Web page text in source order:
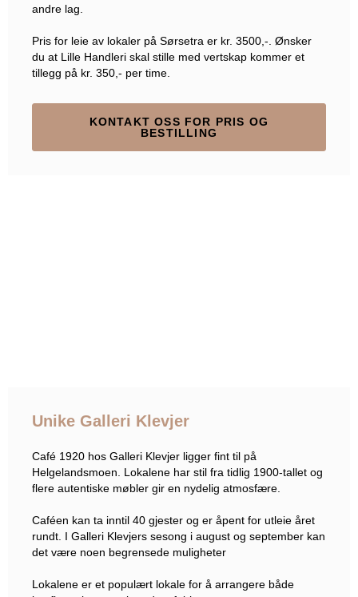
andre lag.
Pris for leie av lokaler på Sørsetra er kr. 3500,-. Ønsker
du at Lille Handleri skal stille med vertskap kommer et
tillegg på kr. 350,- per time.
KONTAKT OSS FOR PRIS OG
BESTILLING
Unike Galleri Klevjer
Café 1920 hos Galleri Klevjer ligger fint til på
Helgelandsmoen. Lokalene har stil fra tidlig 1900-tallet og
flere autentiske møbler gir en nydelig atmosfære.
Caféen kan ta inntil 40 gjester og er åpent for utleie året
rundt. I Galleri Klevjers sesong i august og september kan
det være noen begrensede muligheter
Lokalene er et populært lokale for å arrangere både